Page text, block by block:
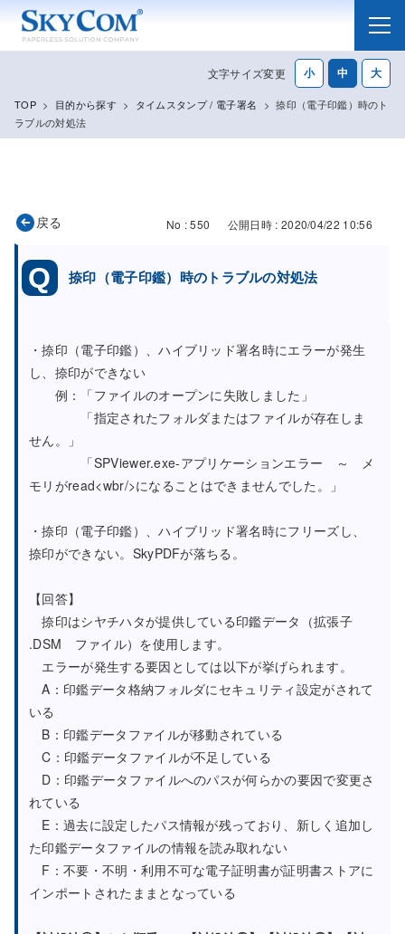
文字サイズ変更
TOP > 目的から探す > タイムスタンプ / 電子署名 > 捺印（電子印鑑）時のト
ラブルの対処法
戻る No : 550 公開日時 : 2020/04/22 10:56
捺印（電子印鑑）時のトラブルの対処法
・捺印（電子印鑑）、ハイブリッド署名時にエラーが発生
し、捺印ができない
例：「ファイルのオープンに失敗しました」
「指定されたフォルダまたはファイルが存在しま
せん。」
「SPViewer.exe-アプリケーションエラー ～ メ
モリがread<wbr/>になることはできませんでした。」
・捺印（電子印鑑）、ハイブリッド署名時にフリーズし、
捺印ができない。SkyPDFが落ちる。
【回答】
捺印はシヤチハタが提供している印鑑データ（拡張子
.DSM ファイル）を使用します。
エラーが発生する要因としては以下が挙げられます。
A：印鑑データ格納フォルダにセキュリティ設定がされて
いる
B：印鑑データファイルが移動されている
C：印鑑データファイルが不足している
D：印鑑データファイルへのパスが何らかの要因で変更さ
れている
E：過去に設定したパス情報が残っており、新しく追加し
た印鑑データファイルの情報を読み取れない
F：不要・不明・利用不可な電子証明書が証明書ストアに
インポートされたままとなっている